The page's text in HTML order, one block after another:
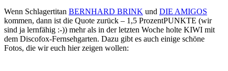
Wenn Schlagertitan BERNHARD BRINK und DIE AMIGOS
kommen, dann ist die Quote zurück – 1,5 ProzentPUNKTE (wir
sind ja lernfähig :-)) mehr als in der letzten Woche holte KIWI mit
dem Discofox-Fernsehgarten. Dazu gibt es auch einige schöne
Fotos, die wir euch hier zeigen wollen: